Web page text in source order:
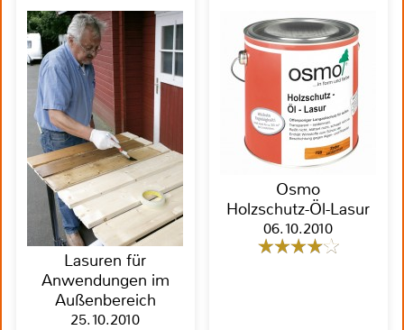
Lasuren für
Anwendungen im
Außenbereich
25.10.2010
Osmo
Holzschutz-Öl-Lasur
06.10.2010